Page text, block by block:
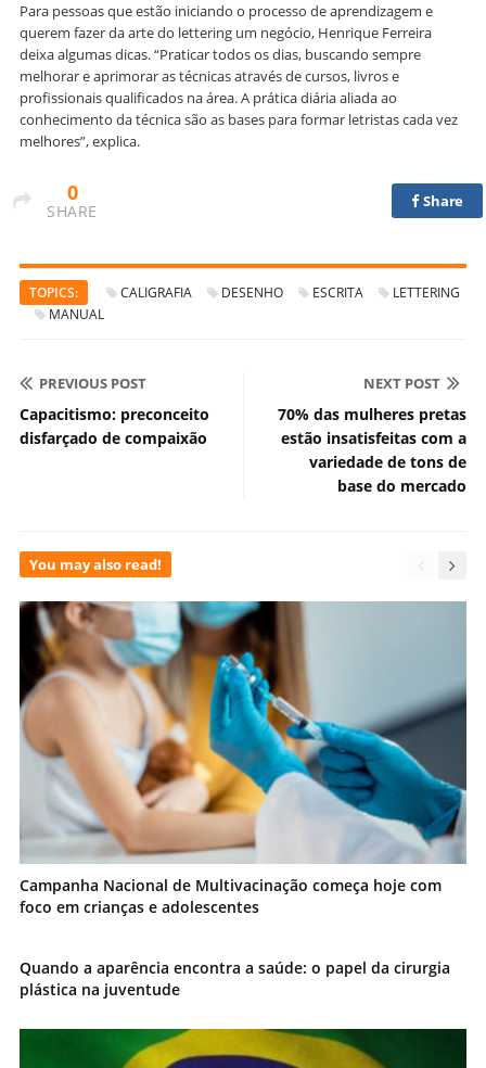
Para pessoas que estão iniciando o processo de aprendizagem e
querem fazer da arte do lettering um negócio, Henrique Ferreira
deixa algumas dicas. “Praticar todos os dias, buscando sempre
melhorar e aprimorar as técnicas através de cursos, livros e
profissionais qualificados na área. A prática diária aliada ao
conhecimento da técnica são as bases para formar letristas cada vez
melhores”, explica.
0
SHARE
Share
TOPICS: CALIGRAFIA DESENHO ESCRITA
LETTERING
MANUAL
PREVIOUS POST
Capacitismo: preconceito
disfarçado de compaixão
NEXT POST
70% das mulheres pretas
estão insatisfeitas com a
variedade de tons de
base do mercado
You may also read!
Campanha Nacional de Multivacinação começa hoje com
foco em crianças e adolescentes
Quando a aparência encontra a saúde: o papel da cirurgia
plástica na juventude